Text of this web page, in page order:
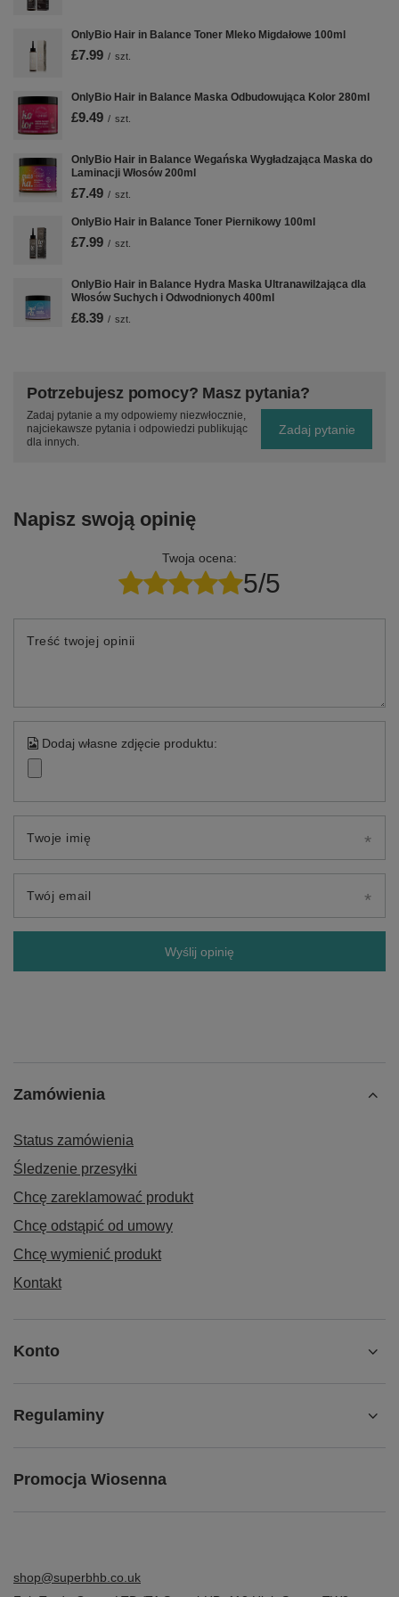
OnlyBio Hair in Balance Toner Mleko Migdałowe 100ml
£7.99 / szt.
OnlyBio Hair in Balance Maska Odbudowująca Kolor 280ml
£9.49 / szt.
OnlyBio Hair in Balance Wegańska Wygładzająca Maska do
Laminacji Włosów 200ml
£7.49 / szt.
OnlyBio Hair in Balance Toner Piernikowy 100ml
£7.99 / szt.
OnlyBio Hair in Balance Hydra Maska Ultranawilżająca dla
Włosów Suchych i Odwodnionych 400ml
£8.39 / szt.
Potrzebujesz pomocy? Masz pytania?
Zadaj pytanie a my odpowiemy niezwłocznie,
najciekawsze pytania i odpowiedzi publikując
dla innych.
Zadaj pytanie
Napisz swoją opinię
Twoja ocena:
5/5
Treść twojej opinii
Dodaj własne zdjęcie produktu:
Twoje imię
Twój email
Wyślij opinię
Zamówienia
Status zamówienia
Śledzenie przesyłki
Chcę zareklamować produkt
Chcę odstąpić od umowy
Chcę wymienić produkt
Kontakt
Konto
Regulaminy
Promocja Wiosenna
shop@superbhb.co.uk